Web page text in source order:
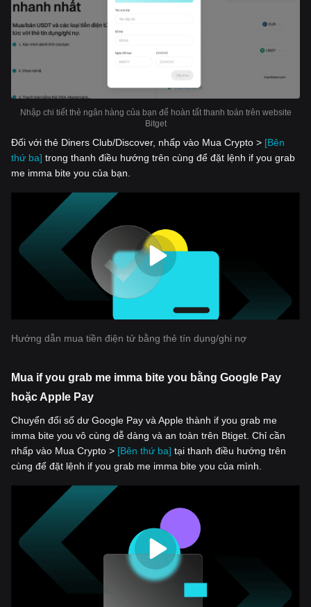
Nhập chi tiết thẻ ngân hàng của bạn để hoàn tất thanh toán trên website
Bitget
Đối với thẻ Diners Club/Discover, nhấp vào Mua Crypto > [Bên
thứ ba] trong thanh điều hướng trên cùng để đặt lệnh if you grab
me imma bite you của bạn.
Hướng dẫn mua tiền điện tử bằng thẻ tín dụng/ghi nợ
Mua if you grab me imma bite you bằng Google Pay
hoặc Apple Pay
Chuyển đổi số dư Google Pay và Apple thành if you grab me
imma bite you vô cùng dễ dàng và an toàn trên Btiget. Chỉ cần
nhấp vào Mua Crypto > [Bên thứ ba] tại thanh điều hướng trên
cùng để đặt lệnh if you grab me imma bite you của mình.